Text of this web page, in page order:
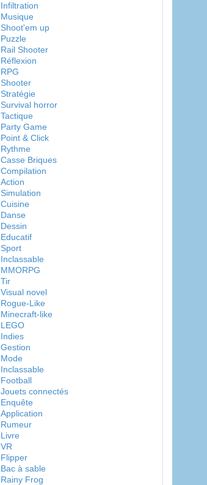
Infiltration
Musique
Shoot'em up
Puzzle
Rail Shooter
Réflexion
RPG
Shooter
Stratégie
Survival horror
Tactique
Party Game
Point & Click
Rythme
Casse Briques
Compilation
Action
Simulation
Cuisine
Danse
Dessin
Educatif
Sport
Inclassable
MMORPG
Tir
Visual novel
Rogue-Like
Minecraft-like
LEGO
Indies
Gestion
Mode
Inclassable
Football
Jouets connectés
Enquête
Application
Rumeur
Livre
VR
Flipper
Bac à sable
Rainy Frog